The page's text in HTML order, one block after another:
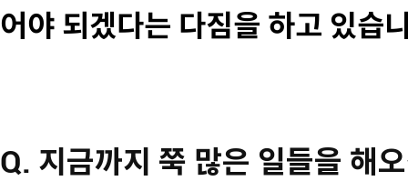
어야 되겠다는 다짐을 하고 있습
Q. 지금까지 쭉 많은 일들을 해